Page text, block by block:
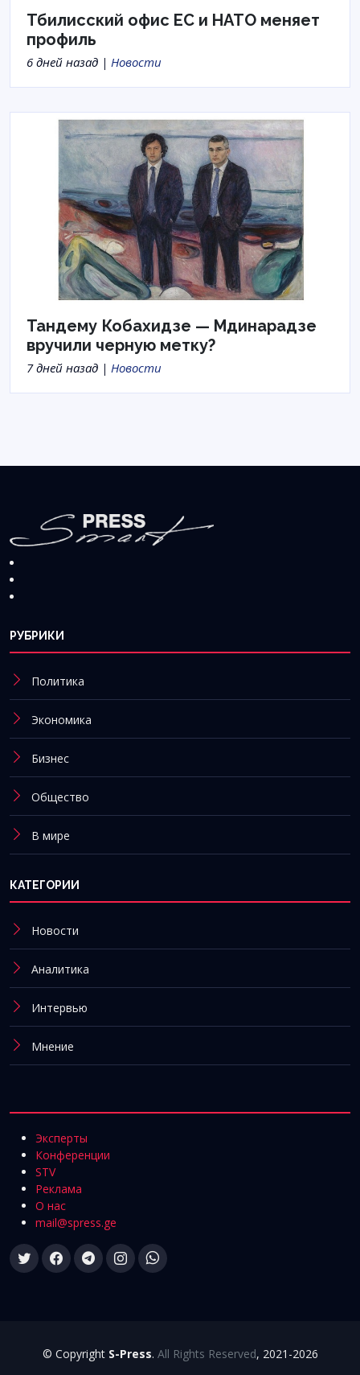
Тбилисский офис ЕС и НАТО меняет
профиль
6 дней назад | Новости
Тандему Кобахидзе — Мдинарадзе
вручили черную метку?
7 дней назад | Новости
РУБРИКИ
Политика
Экономика
Бизнес
Общество
В мире
КАТЕГОРИИ
Новости
Аналитика
Интервью
Мнение
Эксперты
Конференции
STV
Реклама
О нас
mail@spress.ge
© Copyright S-Press. All Rights Reserved, 2021-2026